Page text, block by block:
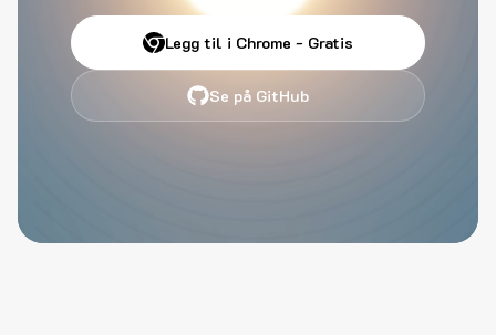
Legg til i Chrome - Gratis
Se på GitHub